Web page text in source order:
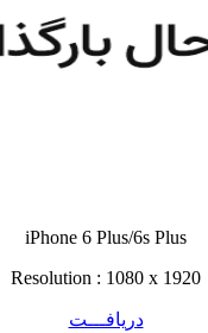
iPhone 6 Plus/6s Plus
Resolution : 1080 x 1920
دریافـــت